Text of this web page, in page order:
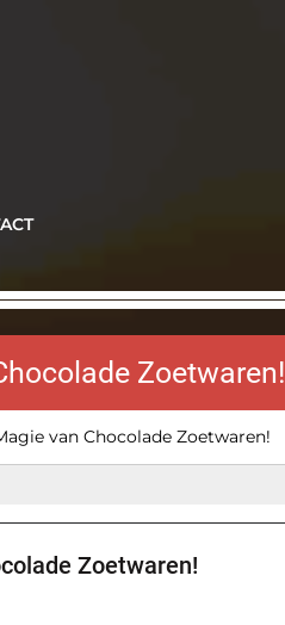
Zoetwaren!
van Chocolade Zoetwaren!
Zoetwaren!